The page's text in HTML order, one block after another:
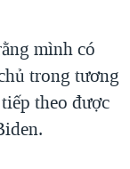
mình có
trong tương
theo được